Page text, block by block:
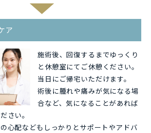
ア
施術後、回復するまでゆっくり
と休憩室にてご休憩ください。
当日にご帰宅いただけます。
術後に腫れや痛みが気になる場
合など、気になることがあれば
さい。
心配などもしっかりとサポートやアドバ